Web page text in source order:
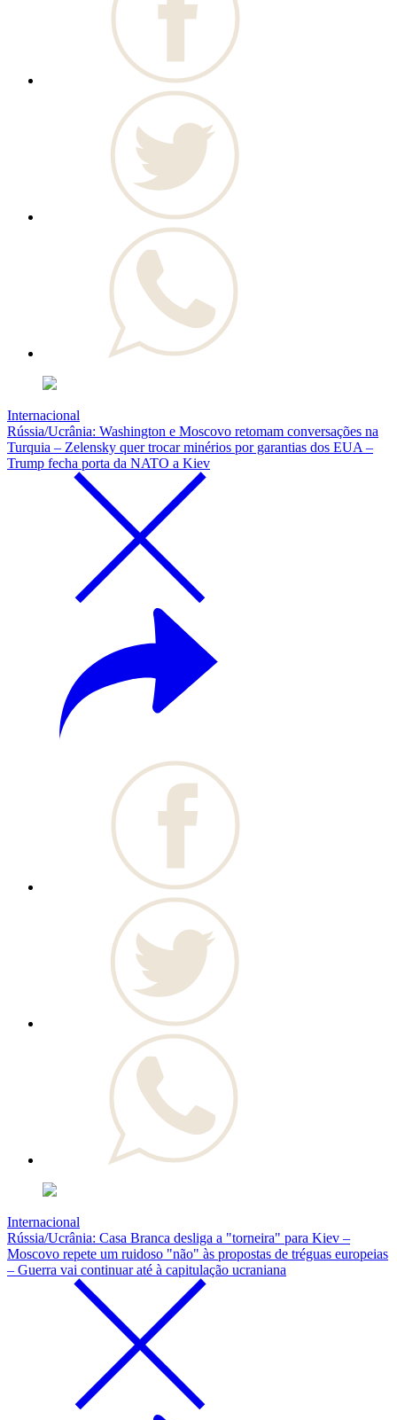
Internacional
Rússia/Ucrânia: Washington e Moscovo retomam conversações na
Turquia – Zelensky quer trocar minérios por garantias dos EUA –
Trump fecha porta da NATO a Kiev
Internacional
Rússia/Ucrânia: Casa Branca desliga a "torneira" para Kiev –
Moscovo repete um ruidoso "não" às propostas de tréguas europeias
– Guerra vai continuar até à capitulação ucraniana